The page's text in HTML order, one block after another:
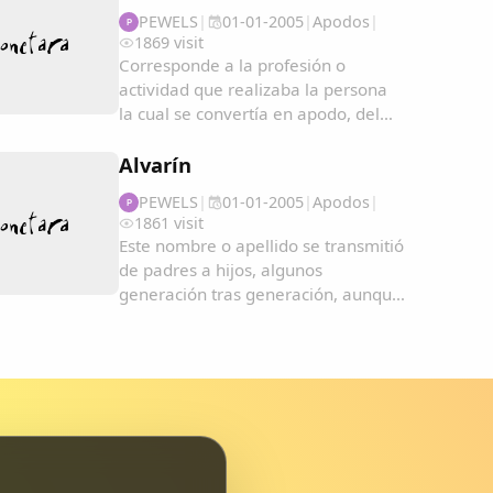
P PEWELS | 01-01-2005| Apodos |
1869 visit
Corresponde a la profesión o
actividad que realizaba la persona
la cual se convertía en apodo, del
hereditarios....
Alvarín
P PEWELS | 01-01-2005| Apodos |
1861 visit
Este nombre o apellido se transmitió
de padres a hijos, algunos
generación tras generación, aunque